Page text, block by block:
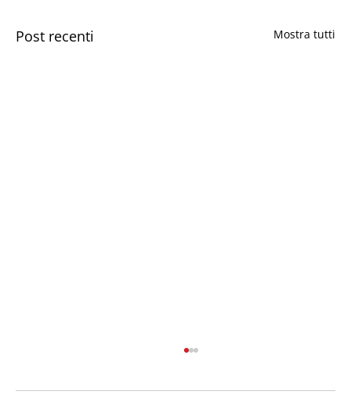
Post recenti Mostra tutti